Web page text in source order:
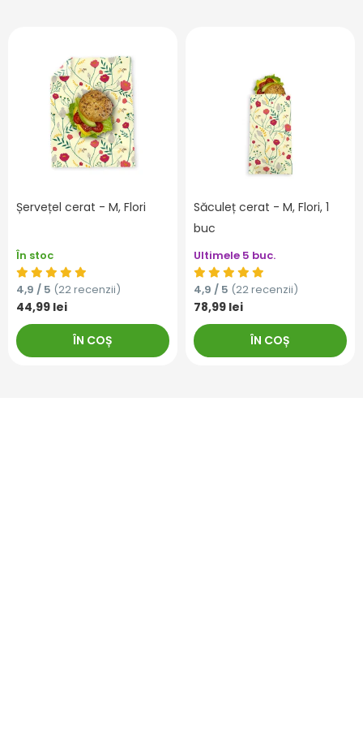
Șervețel cerat - M, Flori
În stoc
4,9 / 5 (22 recenzii)
44,99 lei
ÎN COȘ
Săculeț cerat - M, Flori, 1
buc
Ultimele 5 buc.
4,9 / 5 (22 recenzii)
78,99 lei
ÎN COȘ